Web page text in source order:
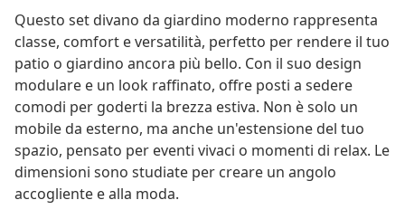
Questo set divano da giardino moderno rappresenta
classe, comfort e versatilità, perfetto per rendere il tuo
patio o giardino ancora più bello. Con il suo design
modulare e un look raffinato, offre posti a sedere
comodi per goderti la brezza estiva. Non è solo un
mobile da esterno, ma anche un'estensione del tuo
spazio, pensato per eventi vivaci o momenti di relax. Le
dimensioni sono studiate per creare un angolo
accogliente e alla moda.